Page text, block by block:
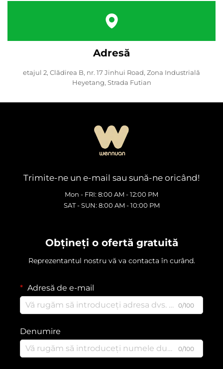
Adresă
etajul 2, Clădirea B, nr. 17 Jinhui Road, Zona Industrială
Heyetang, Strada Futian
Trimite-ne un e-mail sau sună-ne oricând!
Mon - FRI: 8:00 AM - 12:00 PM
SAT - SUN: 8:00 AM - 10:00 PM
Obțineți o ofertă gratuită
Reprezentantul nostru vă va contacta în curând.
Adresă de e-mail
0/100
Denumire
0/100